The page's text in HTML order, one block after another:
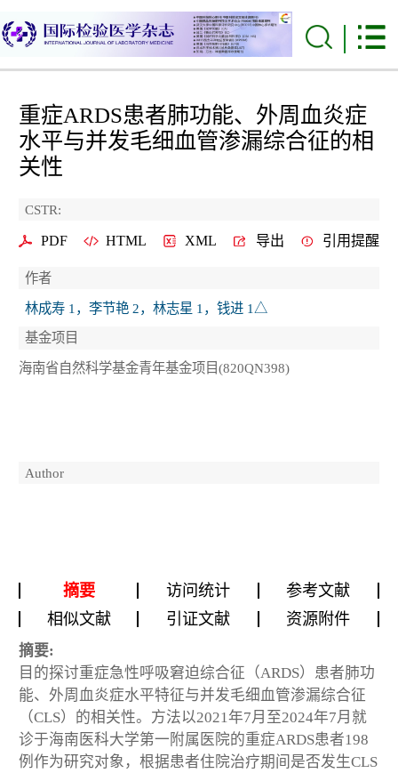
重症ARDS患者肺功能、外周血炎症
水平与并发毛细血管渗漏综合征的相
关性
CSTR:
PDF HTML XML 导出 引用提醒
作者
林成寿 1，李节艳 2，林志星 1，钱进 1△
基金项目
海南省自然科学基金青年基金项目(820QN398)
Author
摘要 访问统计
参考文献
相似文献
引证文献 资源附件
摘要:
目的探讨重症急性呼吸窘迫综合征（ARDS）患者肺功
能、外周血炎症水平特征与并发毛细血管渗漏综合征
（CLS）的相关性。方法以2021年7月至2024年7月就
诊于海南医科大学第一附属医院的重症ARDS患者198
例作为研究对象，根据患者住院治疗期间是否发生CLS